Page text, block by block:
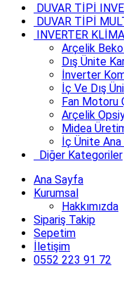
DUVAR TİPİ
DUVAR TİPİ
INVERTER
Arçelik
Dış Ünite
İnverter
İç Ve Dış
Fan Motoru
Arçelik
Midea
İç Ünite Ana
Diğer Kategoriler
Ana Sayfa
Kurumsal
Hakkımızda
Sipariş Takip
Sepetim
İletişim
0552 223 91 72